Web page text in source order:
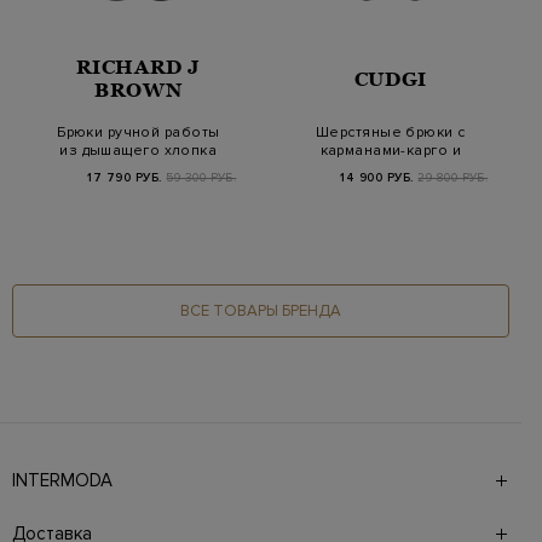
RICHARD J
BROWN
Брюки ручной работы
из дышащего хлопка
17 790 РУБ. 59 300 РУБ.
CUDGI
Шерстяные брюки с
карманами-карго и
14 900 РУБ. 29 800 РУБ.
ВСЕ ТОВАРЫ БРЕНДА
INTERMODA
брендов на 4 этажах в самом центре города. На сайте
Доставка